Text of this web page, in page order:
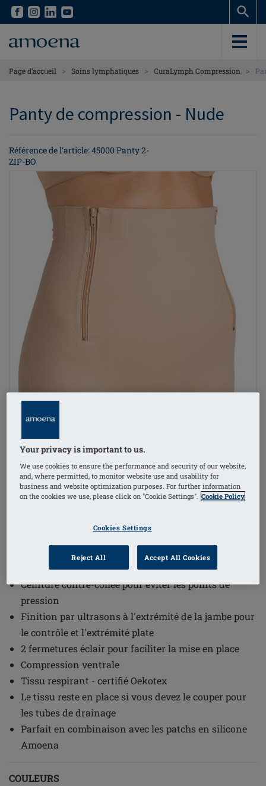
Skip
content
Skip
content
Page d’accueil > Soins lymphatiques > CuraLymph Compression >
Panty de compression - Nude
Référence de l'article: 45000 Panty 2-
ZIP-BO
Référence de l'article: 45000 Panty 2-
Ceinture contre-collée pour éviter les points de
pression
Finition par ultrasons à l'extrémité de la jambe pour
le contrôle et l'extrémité plate
2 fermetures éclair pour faciliter la mise en place
Compression ventrale
Tissu respirant - certifié Oekotex
Le tissu reste en place si vous devez le couper pour
les tubes de drainage
Parfait en combinaison avec les patchs en silicone
Amoena
COULEURS
Your privacy is important to us.
We use cookies to ensure the performance and security of our website,
and, where permitted, to monitor website use and usability for
business and website optimization purposes. For further information
on the cookies we use, please click on "Cookie Settings". Cookie Policy
Cookies Settings
Reject All Accept All Cookies